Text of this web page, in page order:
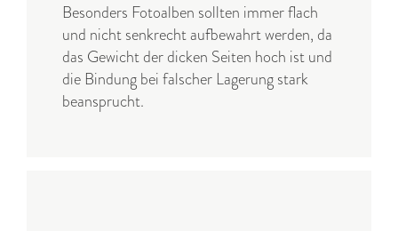
Besonders Fotoalben sollten immer flach
und nicht senkrecht aufbewahrt werden, da
das Gewicht der dicken Seiten hoch ist und
die Bindung bei falscher Lagerung stark
beansprucht.